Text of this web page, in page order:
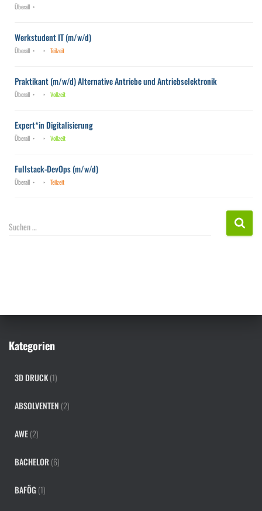
Überall
Werkstudent IT (m/w/d)
Überall Teilzeit
Praktikant (m/w/d) Alternative Antriebe und Antriebselektronik
Überall Vollzeit
Expert*in Digitalisierung
Überall Vollzeit
Fullstack-DevOps (m/w/d)
Überall Teilzeit
S
u
:
Suchen …
Kategorien
3D DRUCK(1)
ABSOLVENTEN (2)
AWE(2)
BACHELOR (6)
BAFÖG (1)